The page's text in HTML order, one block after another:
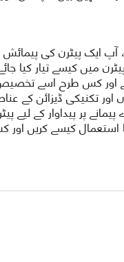
ایک پیٹرن کی
میں کیسے تیار
ہے اور کس طرح اسے
اور تکنیکی ڈیزائن کے
پر پیداوار کے لیے
کیسے کریں اور